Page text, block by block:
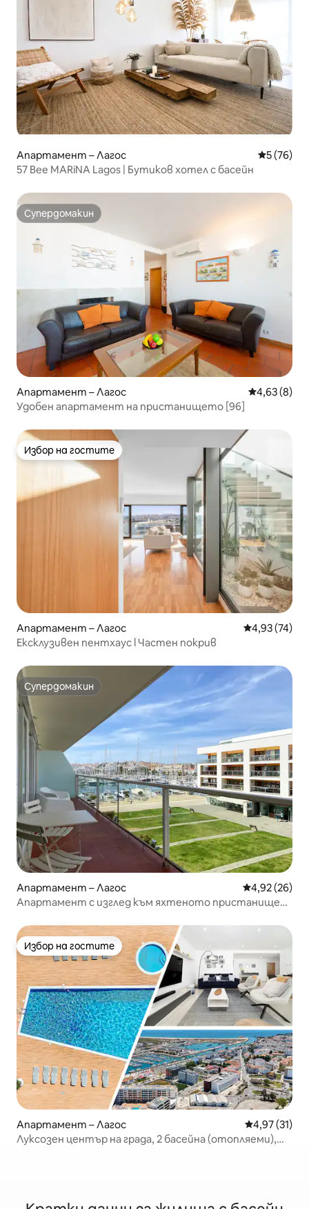
Апартамент – Лагос Средна
5 (76)
57 Bee MARiNA Lagos | Бутиков хотел с басейн
Супердомакин
Супердомакин
Апартамент – Лагос Средна
4,63 (8)
Удобен апартамент на пристанището [96]
Избор на гостите
Избор на гостите
Апартамент – Лагос Средна
4,93 (74)
Ексклузивен пентхаус l Частен покрив
Супердомакин
Супердомакин
Апартамент – Лагос Средна
4,92 (26)
Апартамент с изглед към яхтеното пристанище
Избор на гостите
Избор на гостите
Апартамент – Лагос Средна
4,97 (31)
Луксозен център на града, 2 басейна (отопляеми),